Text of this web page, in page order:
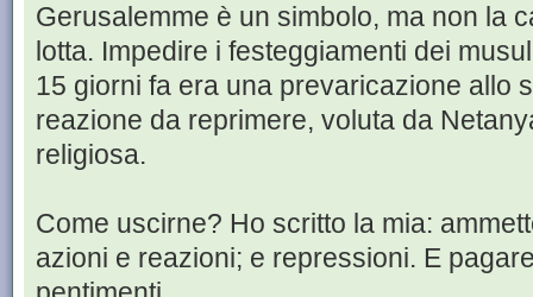
Gerusalemme è un simbolo, ma non la
lotta. Impedire i festeggiamenti dei
15 giorni fa era una prevaricazione allo
reazione da reprimere, voluta da
religiosa.
Come uscirne? Ho scritto la mia:
azioni e reazioni; e repressioni. E